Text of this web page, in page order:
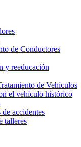
de Conductores
y reeducación
de Vehículos
el vehículo histórico
accidentes
talleres